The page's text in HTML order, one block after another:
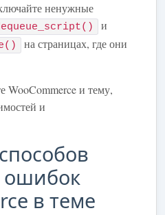
ненужные
и
на страницах, где они
WooCommerce и тему,
и
ошибок
в теме